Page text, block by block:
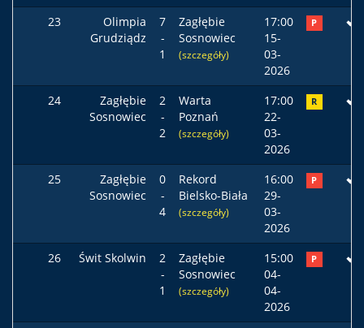
23
Olimpia
Grudziądz
7
-
1
Zagłębie
Sosnowiec
(szczegóły)
17:00
15-
03-
2026
P
24
Zagłębie
Sosnowiec
2
-
2
Warta
Poznań
(szczegóły)
17:00
22-
03-
2026
R
25
Zagłębie
Sosnowiec
0
-
4
Rekord
Bielsko-Biała
(szczegóły)
16:00
29-
03-
2026
P
26 Świt Skolwin
2
-
1
Zagłębie
Sosnowiec
(szczegóły)
15:00
04-
04-
2026
P